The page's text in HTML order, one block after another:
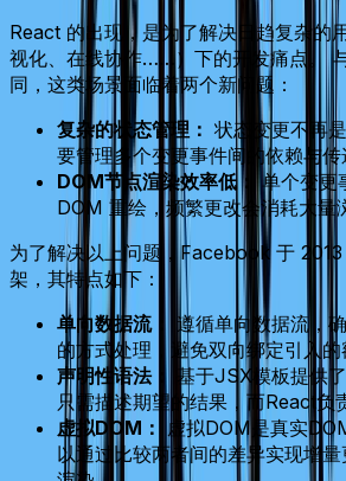
React 的出现，是为了解决日趋复杂的
视化、在线协作……）下的开发痛点。
同，这类场景面临着两个新问题：
复杂的状态管理： 状态变更不再
要管理多个变更事件间的依赖与传
DOM节点渲染效率低： 单个变更
DOM 重绘，频繁更改会消耗大量
为了解决以上问题，Facebook 于
架，其特点如下：
单向数据流：
遵循单向数据流，
的方式处理，避免双向绑定引入的
声明性语法： 基于JSX模板提供
只需描述期望的结果，而React负
虚拟DOM：
虚拟DOM是真实
以通过比较两者间的差异实现增